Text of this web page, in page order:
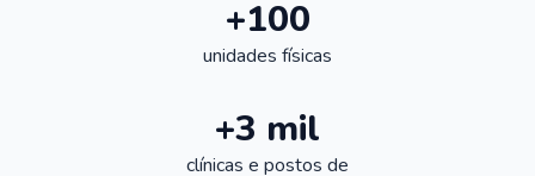
+100
unidades físicas
+3 mil
clínicas e postos de